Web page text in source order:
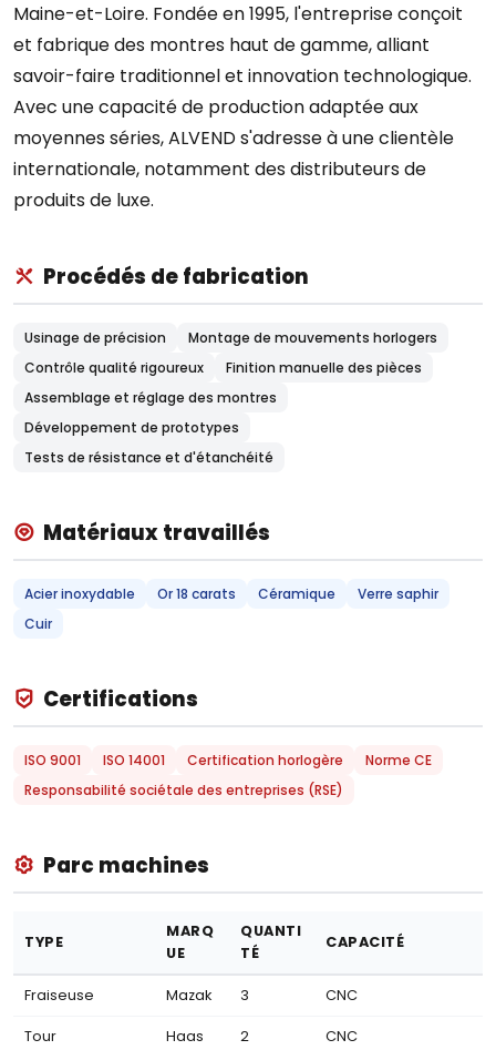
Maine-et-Loire. Fondée en 1995, l'entreprise conçoit
et fabrique des montres haut de gamme, alliant
savoir-faire traditionnel et innovation technologique.
Avec une capacité de production adaptée aux
moyennes séries, ALVEND s'adresse à une clientèle
internationale, notamment des distributeurs de
produits de luxe.
Procédés de fabrication
Usinage de précision
Montage de mouvements horlogers
Contrôle qualité rigoureux
Finition manuelle des pièces
Assemblage et réglage des montres
Développement de prototypes
Tests de résistance et d'étanchéité
Matériaux travaillés
Acier inoxydable Or 18 carats Céramique
Verre saphir
Cuir
Certifications
ISO 9001 ISO 14001 Certification horlogère
Norme CE
Responsabilité sociétale des entreprises (RSE)
Parc machines
TYPE
MARQ
UE
QUANTI
TÉ
CAPACITÉ
Fraiseuse Mazak 3 CNC
Tour Haas 2 CNC